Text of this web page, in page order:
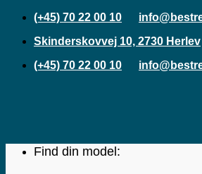
Fortsæt
indhold
(+45) 70 22 00 10
Skinderskovvej 10, 2730 Herlev
(+45) 70 22 00 10
Find din model: